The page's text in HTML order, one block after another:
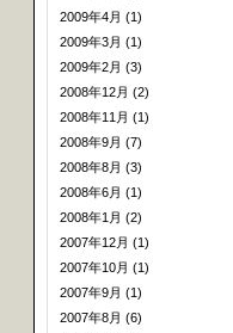
2009年4月 (1)
2009年3月 (1)
2009年2月 (3)
2008年12月 (2)
2008年11月 (1)
2008年9月 (7)
2008年8月 (3)
2008年6月 (1)
2008年1月 (2)
2007年12月 (1)
2007年10月 (1)
2007年9月 (1)
2007年8月 (6)